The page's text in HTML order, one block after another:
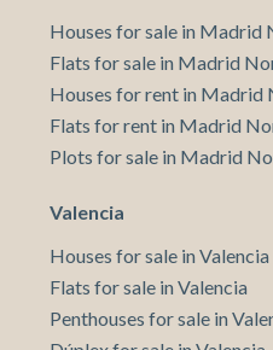
Houses for sale in Madrid
Flats for sale in Madrid
Houses for rent in Madrid
Flats for rent in Madrid
Plots for sale in Madrid
Valencia
Houses for sale in Valencia
Flats for sale in Valencia
Penthouses for sale in